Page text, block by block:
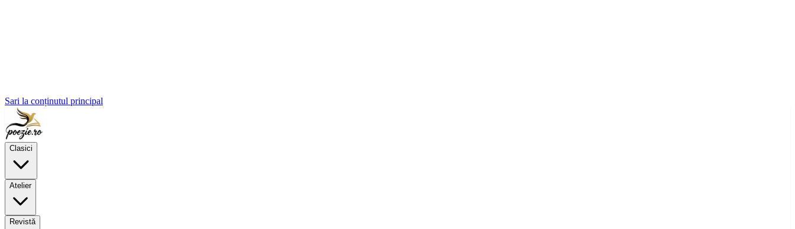
Sari la conținutul principal
Clasici
Atelier
Revistă